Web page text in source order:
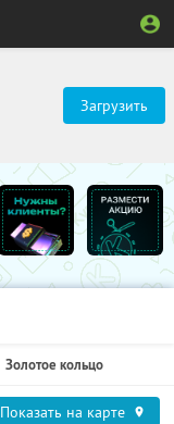
Загрузить
Золотое кольцо
Показать на карте